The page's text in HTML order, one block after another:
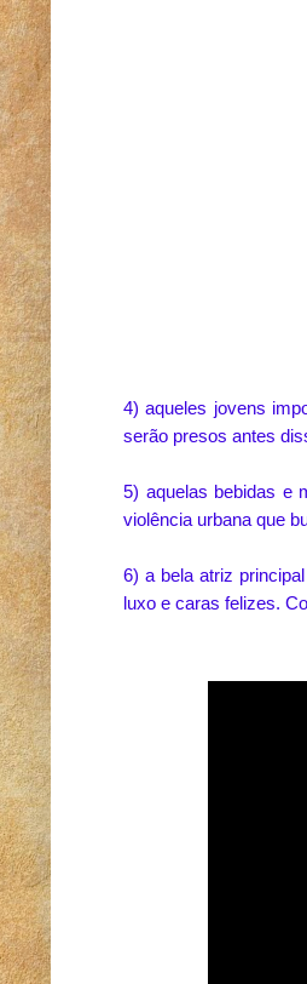
4) aqueles jovens
serão presos antes
5) aquelas bebidas e
violência urbana que
6) a bela atriz
luxo e caras felizes.